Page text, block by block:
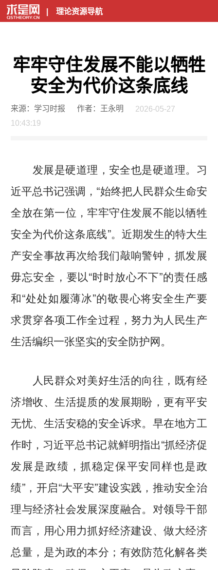
| 理论资源导航
牢牢守住发展不能以牺牲
安全为代价这条底线
来源：学习时报 作者：王永明
2026-05-27
10:43:19
发展是硬道理，安全也是硬道理。习
近平总书记强调，“始终把人民群众生命安
全放在第一位，牢牢守住发展不能以牺牲
安全为代价这条底线”。近期发生的特大生
产安全事故再次给我们敲响警钟，抓发展
毋忘安全，要以“时时放心不下”的责任感
和“处处如履薄冰”的敬畏心将安全生产要
求贯穿各项工作全过程，努力为人民生产
生活编织一张坚实的安全防护网。
人民群众对美好生活的向往，既有经
济增收、生活提质的发展期盼，更有平安
无忧、生活安稳的安全诉求。早在地方工
作时，习近平总书记就鲜明指出“抓经济促
发展是政绩，抓稳定保平安同样也是政
绩”，开启“大平安”建设实践，推动安全治
理与经济社会发展深度融合。对领导干部
而言，用心用力抓好经济建设、做大经济
总量，是为政的本分；有效防范化解各类